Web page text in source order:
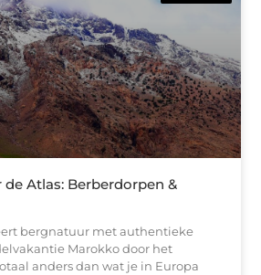
Atlas: Berberdorpen &
bergnatuur met authentieke
Marokko door het
anders dan wat je in Europa